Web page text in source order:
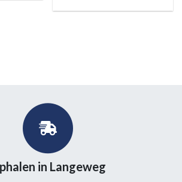
in Langeweg